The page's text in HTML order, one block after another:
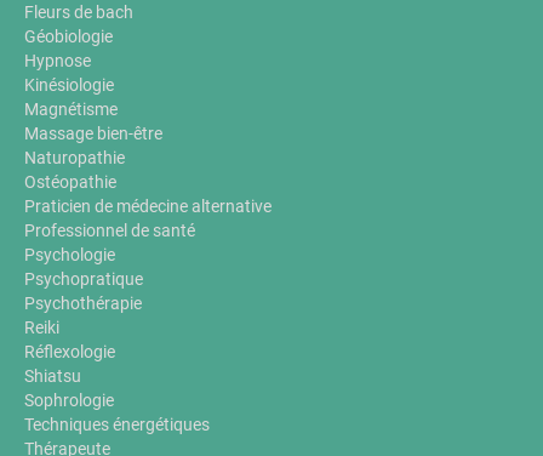
Fleurs de bach
Géobiologie
Hypnose
Kinésiologie
Magnétisme
Massage bien-être
Naturopathie
Ostéopathie
Praticien de médecine alternative
Professionnel de santé
Psychologie
Psychopratique
Psychothérapie
Reiki
Réflexologie
Shiatsu
Sophrologie
Techniques énergétiques
Thérapeute